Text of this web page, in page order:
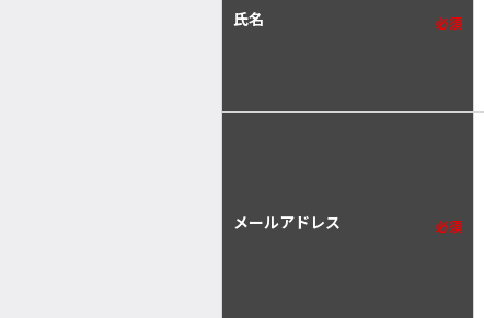
氏名 必須
メールアドレス 必須